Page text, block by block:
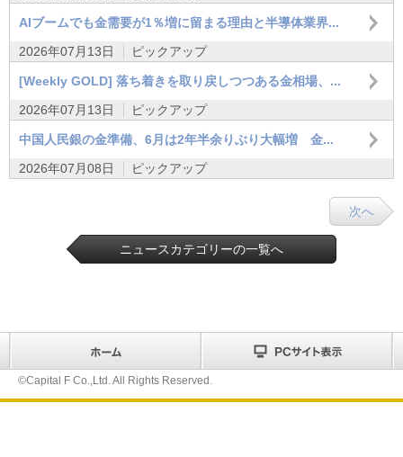
AIブームでも金需要が1％増に留まる理由と半導体業界...
2026年07月13日
ピックアップ
[Weekly GOLD] 落ち着きを取り戻しつつある金相場、...
2026年07月13日
ピックアップ
中国人民銀の金準備、6月は2年半余りぶり大幅増 金...
2026年07月08日
ピックアップ
次へ
ニュースカテゴリーの一覧へ
©Capital F Co.,Ltd. All Rights Reserved.